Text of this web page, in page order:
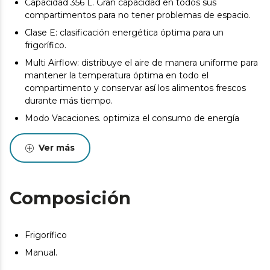
Capacidad 356 L. Gran capacidad en todos sus
compartimentos para no tener problemas de espacio.
Clase E: clasificación energética óptima para un
frigorífico.
Multi Airflow: distribuye el aire de manera uniforme para
mantener la temperatura óptima en todo el
compartimento y conservar así los alimentos frescos
durante más tiempo.
Modo Vacaciones. optimiza el consumo de energía
cuando no vas a estar durante un largo periodo de
tiempo. La temperatura del frigorífico cambia a 15
grados y la del congelador a -18 grados.
Door Display. controla la temperatura de tu frigorífico
Puerta reversible: no te preocupes por el sitio en el que
pongas el frigo, ya que la puerta se podrá poner en la
orientación que más se adapte a tu cocina.
Ver más
Composición
Frigorífico
Manual.